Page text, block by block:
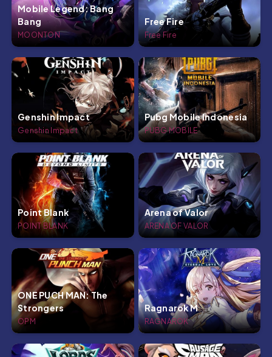
Mobile Legend: Bang
Bang
MOONTON
Free Fire
Free Fire
Genshin Impact
Genshin Impact
Pubg Mobile Indonesia
PUBG MOBILE
Point Blank
POINT BLANK
Arena of Valor
ARENA OF VALOR
ONE PUCH MAN: The
Strongers
OPM
Ragnarok M
RAGNAROK